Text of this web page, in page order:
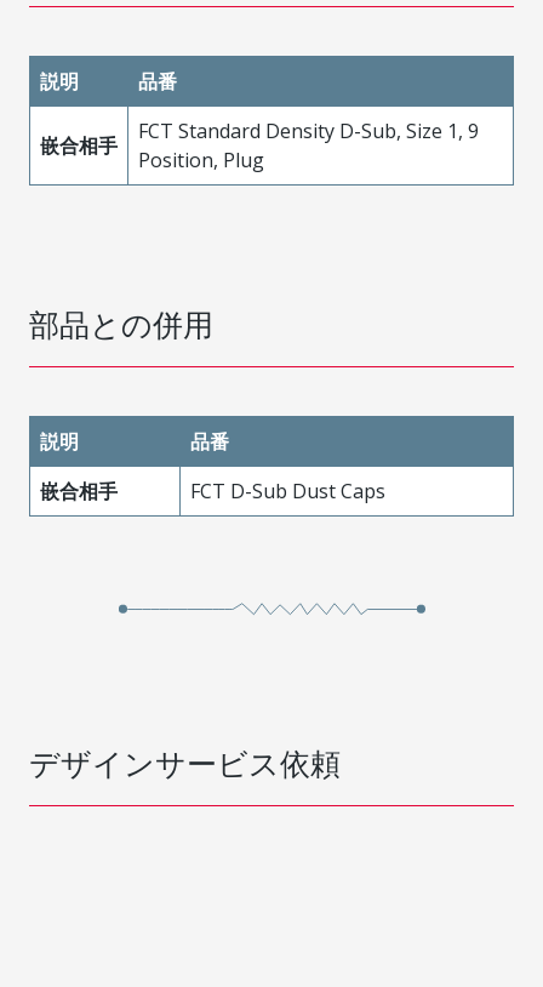
説明 品番
嵌合相手
FCT Standard Density D-Sub, Size 1, 9
Position, Plug
部品との併用
説明
品番
嵌合相手
FCT D-Sub Dust Caps
デザインサービス依頼